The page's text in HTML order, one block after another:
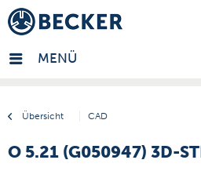
MENÜ
Übersicht CAD
- DE
O 5.21 (G050947) 3D-